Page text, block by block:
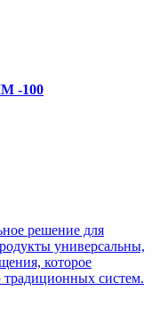
-100
решение для
универсальны,
которое
систем.